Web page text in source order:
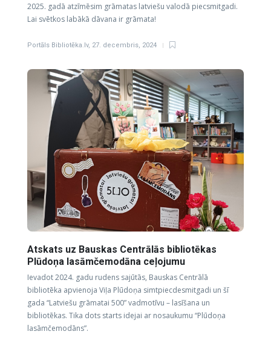
2025. gadā atzīmēsim grāmatas latviešu valodā piecsmitgadi.
Lai svētkos labākā dāvana ir grāmata!
Portāls Bibliotēka.lv, 27. decembris, 2024
Atskats uz Bauskas Centrālās bibliotēkas
Plūdoņa lasāmčemodāna ceļojumu
Ievadot 2024. gadu rudens sajūtās, Bauskas Centrālā
bibliotēka apvienoja Viļa Plūdoņa simtpiecdesmitgadi un šī
gada “Latviešu grāmatai 500” vadmotīvu – lasīšana un
bibliotēkas. Tika dots starts idejai ar nosaukumu “Plūdoņa
lasāmčemodāns”.